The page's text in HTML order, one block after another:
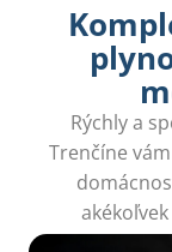
Rýchly a
Trenčíne